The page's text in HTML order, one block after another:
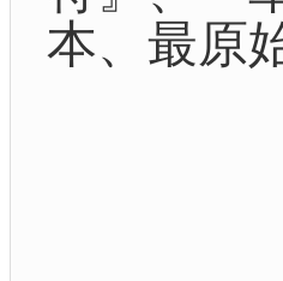
本、最原